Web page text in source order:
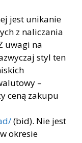
jest unikanie
z naliczania
uwagi na
styl ten
–
ceną zakupu
(bid). Nie jest
okresie